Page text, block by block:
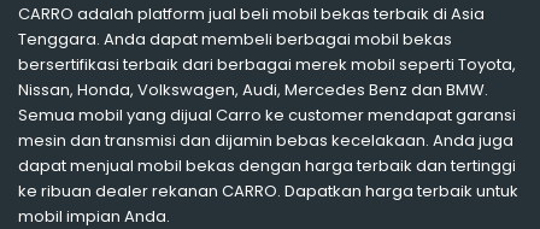
CARRO adalah platform jual beli mobil bekas terbaik di Asia
Tenggara. Anda dapat membeli berbagai mobil bekas
bersertifikasi terbaik dari berbagai merek mobil seperti Toyota,
Nissan, Honda, Volkswagen, Audi, Mercedes Benz dan BMW.
Semua mobil yang dijual Carro ke customer mendapat garansi
mesin dan transmisi dan dijamin bebas kecelakaan. Anda juga
dapat menjual mobil bekas dengan harga terbaik dan tertinggi
ke ribuan dealer rekanan CARRO. Dapatkan harga terbaik untuk
mobil impian Anda.